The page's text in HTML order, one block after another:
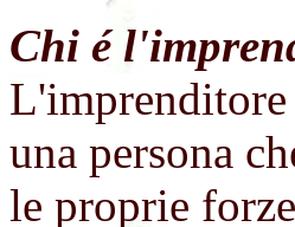
Chi é
L'imprenditore
una persona
le proprie